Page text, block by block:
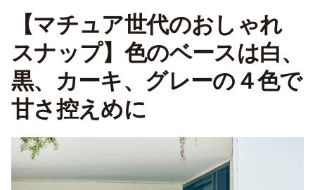
【マチュア世代のおしゃれ
スナップ】色のベースは白、
黒、カーキ、グレーの４色で
甘さ控えめに